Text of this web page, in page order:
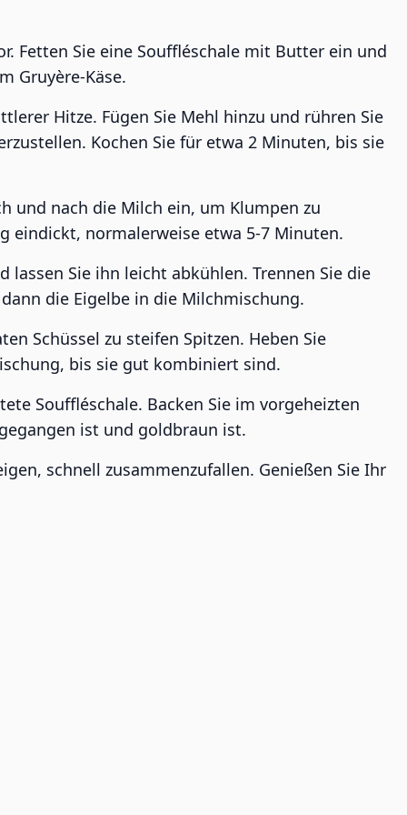
Fetten Sie eine Souffléschale mit Butter ein und
Gruyère-Käse.
Hitze. Fügen Sie Mehl hinzu und rühren Sie
Kochen Sie für etwa 2 Minuten, bis sie
und nach die Milch ein, um Klumpen zu
eindickt, normalerweise etwa 5-7 Minuten.
lassen Sie ihn leicht abkühlen. Trennen Sie die
die Eigelbe in die Milchmischung.
Schüssel zu steifen Spitzen. Heben Sie
bis sie gut kombiniert sind.
Souffléschale. Backen Sie im vorgeheizten
ist und goldbraun ist.
schnell zusammenzufallen. Genießen Sie Ihr